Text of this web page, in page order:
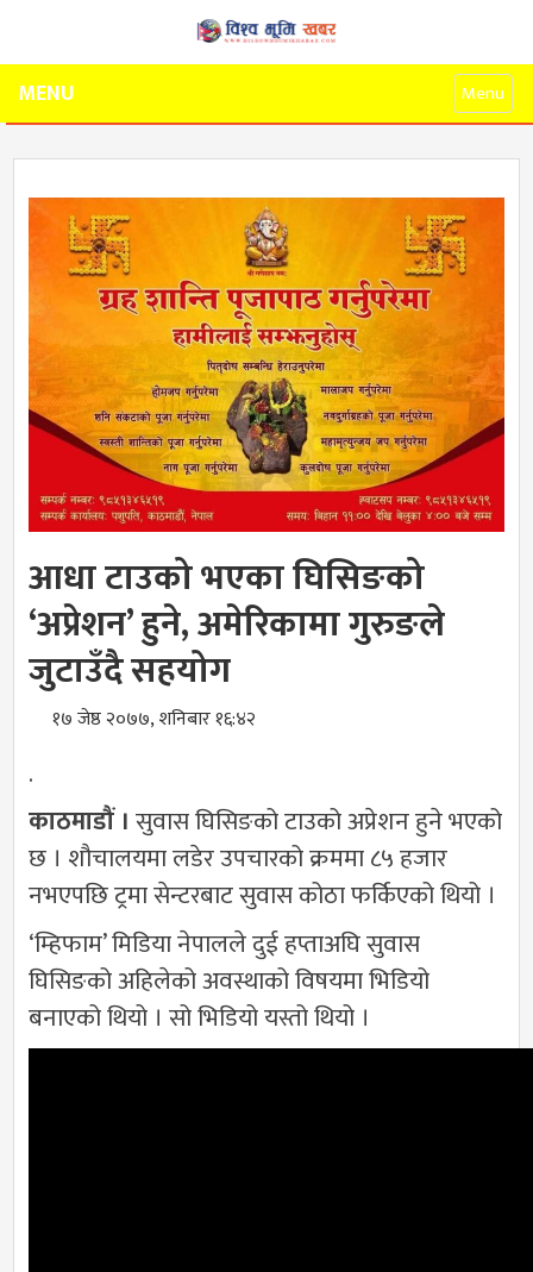
MENU Menu
आधा टाउको भएका घिसिङको
‘अप्रेशन’ हुने, अमेरिकामा गुरुङले
जुटाउँदै सहयोग
१७ जेष्ठ २०७७, शनिबार १६:४२
.
काठमाडौं । सुवास घिसिङको टाउको अप्रेशन हुने भएको
छ । शौचालयमा लडेर उपचारको क्रममा ८५ हजार
नभएपछि ट्रमा सेन्टरबाट सुवास कोठा फर्किएको थियो ।
‘म्हिफाम’ मिडिया नेपालले दुई हप्ताअघि सुवास
घिसिङको अहिलेको अवस्थाको विषयमा भिडियो
बनाएको थियो । सो भिडियो यस्तो थियो ।